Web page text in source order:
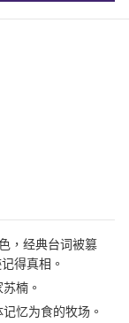
，经典台词被篡
得真相。
楠。
忆为食的牧场。